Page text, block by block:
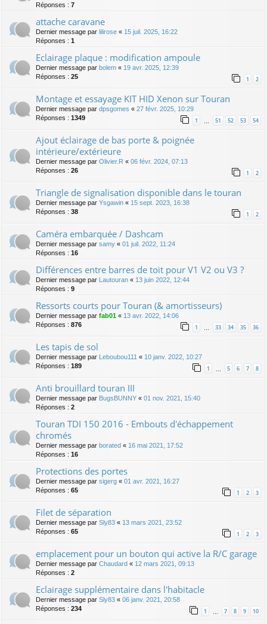
Réponses : 7
attache caravane
Dernier message par lilirose « 15 juil. 2025, 16:22
Réponses : 1
Eclairage plaque : modification ampoule
Dernier message par bolem « 19 avr. 2025, 12:39
Réponses : 25 1 2
Montage et essayage KIT HID Xenon sur Touran
Dernier message par dpsgomes « 27 févr. 2025, 10:29
Réponses : 1349 1 51 52 53 54
Ajout éclairage de bas porte & poignée
intérieure/extérieure
Dernier message par Olivier.R « 06 févr. 2024, 07:13
Réponses : 26 1 2
Triangle de signalisation disponible dans le touran
Dernier message par Ysgawin « 15 sept. 2023, 16:38
Réponses : 38 1 2
Caméra embarquée / Dashcam
Dernier message par samy « 01 juil. 2022, 11:24
Réponses : 16
Différences entre barres de toit pour V1 V2 ou V3 ?
Dernier message par Lautouran « 13 juin 2022, 12:44
Réponses : 9
Ressorts courts pour Touran (& amortisseurs)
Dernier message par fab01 « 13 avr. 2022, 14:06
Réponses : 876 1 … 33 34 35 36
Les tapis de sol
Dernier message par Leboubou111 « 10 janv. 2022, 10:27
Réponses : 189 1 … 5 6 7 8
Anti brouillard touran III
Dernier message par BugsBUNNY « 01 nov. 2021, 15:40
Réponses : 2
Touran TDI 150 2016 - Embouts d'échappement
chromés
Dernier message par borated « 16 mai 2021, 17:52
Réponses : 16
Protections des portes
Dernier message par sigerg « 01 avr. 2021, 16:27
Réponses : 65 1 2 3
Filet de séparation
Dernier message par Sly83 « 13 mars 2021, 23:52
Réponses : 65 1 2 3
emplacement pour un bouton qui active la R/C garage
Dernier message par Chaudard « 12 mars 2021, 09:13
Réponses : 2
Eclairage supplémentaire dans l'habitacle
Dernier message par Sly83 « 06 janv. 2021, 20:58
Réponses : 234 1 … 7 8 9 10